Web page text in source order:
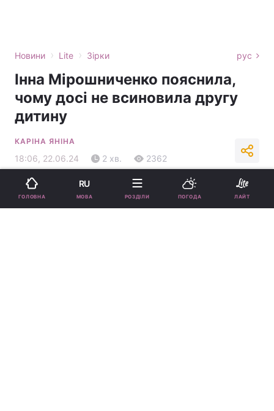
Новини › Lite › Зірки рус
Інна Мірошниченко пояснила,
чому досі не всиновила другу
дитину
КАРІНА ЯНІНА
18:06, 22.06.24 2 хв. 2362
Підпишіться на нас в Google
ГОЛОВНА
RU
МОВА РОЗДІЛИ ПОГОДА ЛАЙТ